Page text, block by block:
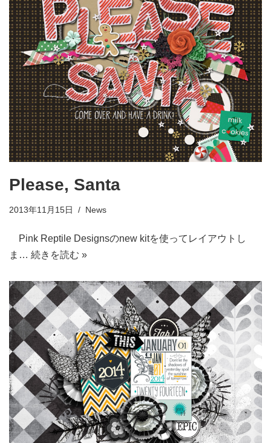
Please, Santa
2013年11月15日 News
Pink Reptile Designsのnew kitを使ってレイアウトし
ま… 続きを読む »